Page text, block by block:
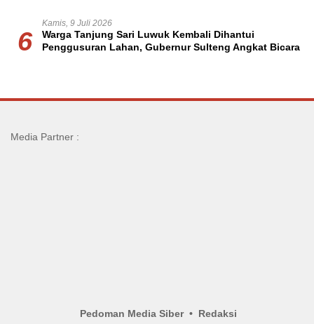
6
Kamis, 9 Juli 2026
Warga Tanjung Sari Luwuk Kembali Dihantui
Penggusuran Lahan, Gubernur Sulteng Angkat Bicara
Media Partner :
Pedoman Media Siber Redaksi